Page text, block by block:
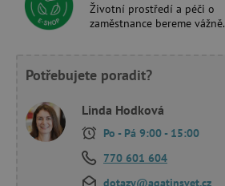
Životní prostředí a péči o
zaměstnance bereme vážně.
Potřebujete poradit?
Linda Hodková
Po - Pá 9:00 - 15:00
770 601 604
dotazy@agatinsvet.cz